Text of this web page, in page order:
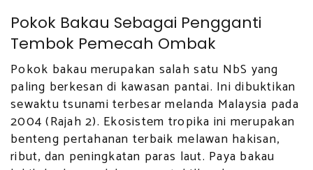
Pokok Bakau Sebagai Pengganti
Tembok Pemecah Ombak
Pokok bakau merupakan salah satu NbS yang
paling berkesan di kawasan pantai. Ini dibuktikan
sewaktu tsunami terbesar melanda Malaysia pada
2004 (Rajah 2). Ekosistem tropika ini merupakan
benteng pertahanan terbaik melawan hakisan,
ribut, dan peningkatan paras laut. Paya bakau